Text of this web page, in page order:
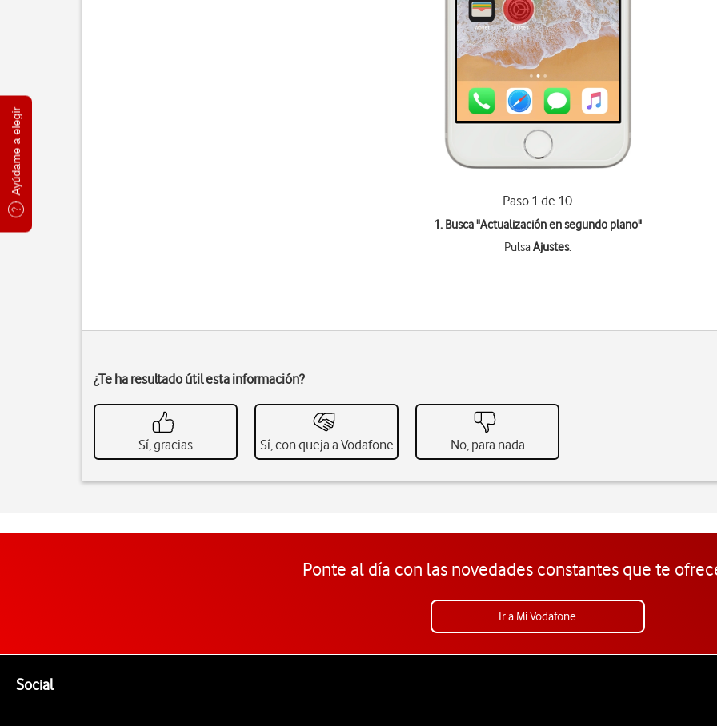
Ayúdame a elegir
Paso 1 de 10
1. Busca "Actualización en segundo plano"
PulsaAjustes.
¿Te ha resultado útil esta información?
Sí, gracias Sí, con queja a Vodafone No, para nada
Ponte al día con las novedades constantes que te
Ir a Mi Vodafone
SocialEnlaces a las redes sociales de Vodafone